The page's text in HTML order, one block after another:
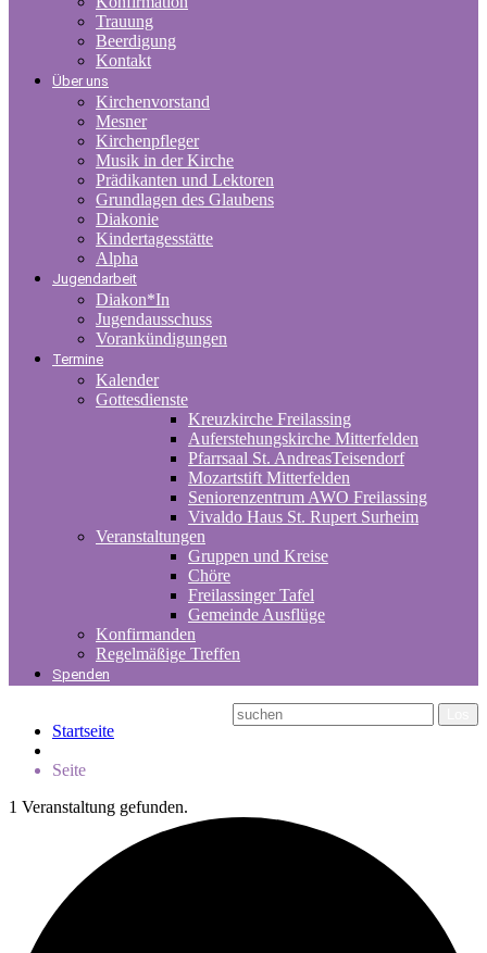
Trauung
Beerdigung
Kontakt
Über uns
Kirchenvorstand
Mesner
Kirchenpfleger
Musik in der Kirche
Prädikanten und Lektoren
Grundlagen des Glaubens
Diakonie
Kindertagesstätte
Alpha
Jugendarbeit
Diakon*In
Jugendausschuss
Vorankündigungen
Termine
Kalender
Gottesdienste
Kreuzkirche Freilassing
Auferstehungskirche Mitterfelden
Pfarrsaal St. AndreasTeisendorf
Mozartstift Mitterfelden
Seniorenzentrum AWO Freilassing
Vivaldo Haus St. Rupert Surheim
Veranstaltungen
Gruppen und Kreise
Chöre
Freilassinger Tafel
Gemeinde Ausflüge
Konfirmanden
Regelmäßige Treffen
Spenden
Startseite
Seite
1 Veranstaltung gefunden.